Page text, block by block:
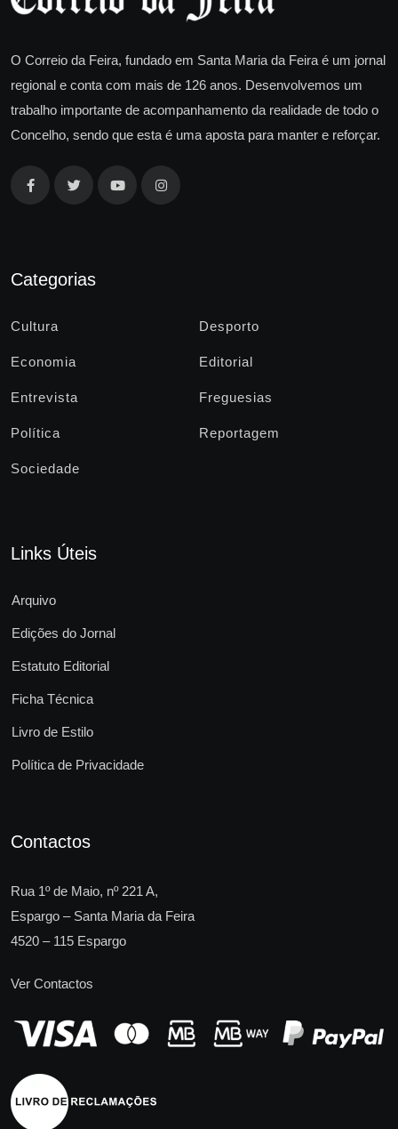
O Correio da Feira, fundado em Santa Maria da Feira é um jornal
regional e conta com mais de 126 anos. Desenvolvemos um
trabalho importante de acompanhamento da realidade de todo o
Concelho, sendo que esta é uma aposta para manter e reforçar.
Categorias
Cultura Desporto
Economia Editorial
Entrevista Freguesias
Política Reportagem
Sociedade
Links Úteis
Arquivo
Edições do Jornal
Estatuto Editorial
Ficha Técnica
Livro de Estilo
Política de Privacidade
Contactos
Rua 1º de Maio, nº 221 A,
Espargo – Santa Maria da Feira
4520 – 115 Espargo
Ver Contactos